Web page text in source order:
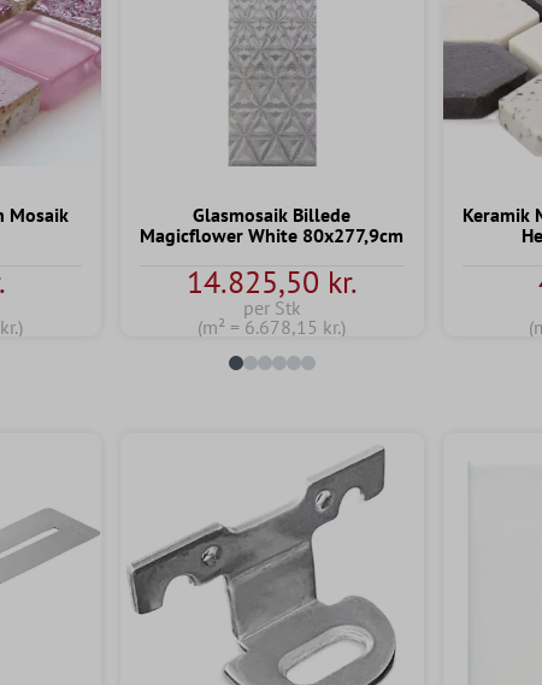
Mosaik
bedømmelse på 4.7 ud af 5 stjerner
Glasmosaik Billede
Magicflower White 80x277,9cm
14.825,50 kr.
per Stk
(m² = 6.678,15 kr.)
Keramik